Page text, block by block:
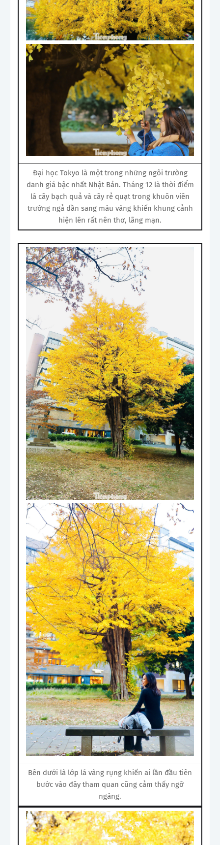
Đại học Tokyo là một trong những ngôi trường
danh giá bậc nhất Nhật Bản. Tháng 12 là thời điểm
lá cây bạch quả và cây rẻ quạt trong khuôn viên
trường ngả dần sang màu vàng khiến khung cảnh
hiện lên rất nên thơ, lãng mạn.
Bên dưới là lớp lá vàng rụng khiến ai lần đầu tiên
bước vào đây tham quan cũng cảm thấy ngỡ
ngàng.